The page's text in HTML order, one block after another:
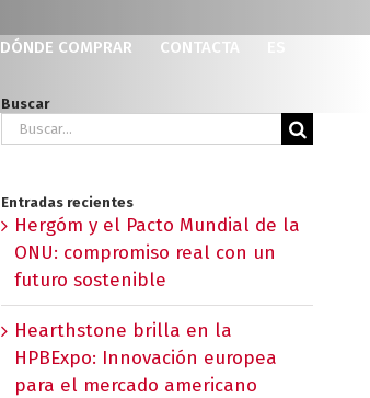
DÓNDE COMPRAR CONTACTA
Buscar
Buscar:
Entradas recientes
Hergóm y el Pacto Mundial de la
ONU: compromiso real con un
futuro sostenible
Hearthstone brilla en la
HPBExpo: Innovación europea
para el mercado americano